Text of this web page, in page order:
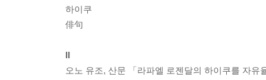
하이쿠
俳句
II
오노 유조, 산문 「라파엘 로젠달의 하이쿠를 자유